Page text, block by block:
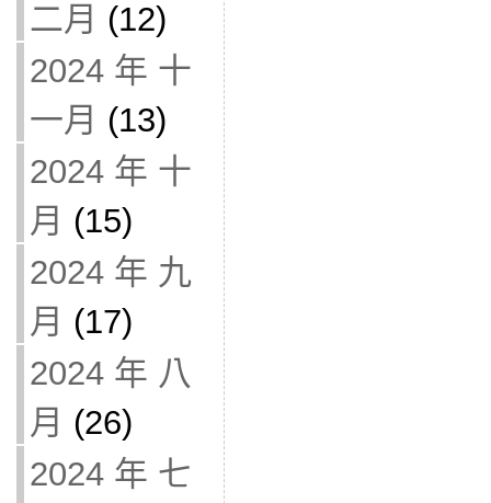
二月 (12)
2024 年 十
一月 (13)
2024 年 十
月 (15)
2024 年 九
月 (17)
2024 年 八
月 (26)
2024 年 七